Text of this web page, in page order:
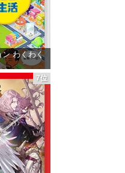
ン わくわく
価格：¥6,144
7位